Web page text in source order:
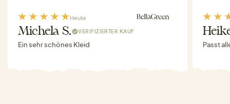
Heute
Michela S. VERIFIZIERTER KAUF
Ein sehr schönes Kleid Passt